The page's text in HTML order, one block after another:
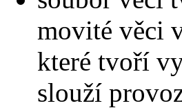
movité věci
které tvoří
slouží